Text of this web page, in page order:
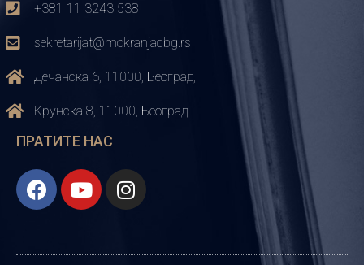
+381 11 3243 538
sekretarijat@mokranjacbg.rs
Дечанска 6, 11000, Београд,
Крунска 8, 11000, Београд
ПРАТИТЕ НАС